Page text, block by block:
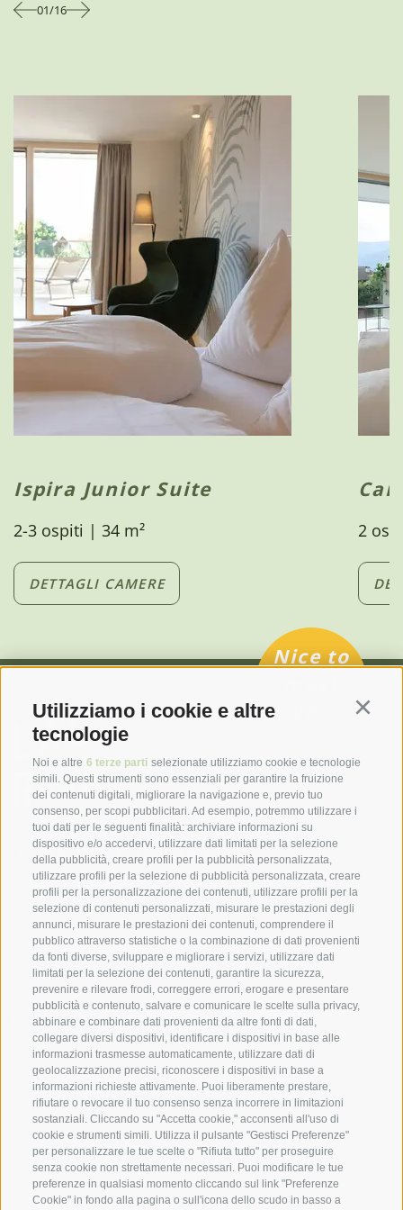
Utilizziamo i cookie e altre
tecnologie
Noi e altre 6 terze parti selezionate utilizziamo cookie e tecnologie
simili. Questi strumenti sono essenziali per garantire la fruizione
dei contenuti digitali, migliorare la navigazione e, previo tuo
consenso, per scopi pubblicitari. Ad esempio, potremmo utilizzare i
tuoi dati per le seguenti finalità: archiviare informazioni su
dispositivo e/o accedervi, utilizzare dati limitati per la selezione
della pubblicità, creare profili per la pubblicità personalizzata,
utilizzare profili per la selezione di pubblicità personalizzata, creare
profili per la personalizzazione dei contenuti, utilizzare profili per la
selezione di contenuti personalizzati, misurare le prestazioni degli
annunci, misurare le prestazioni dei contenuti, comprendere il
pubblico attraverso statistiche o la combinazione di dati provenienti
da fonti diverse, sviluppare e migliorare i servizi, utilizzare dati
limitati per la selezione dei contenuti, garantire la sicurezza,
prevenire e rilevare frodi, correggere errori, erogare e presentare
pubblicità e contenuto, salvare e comunicare le scelte sulla privacy,
abbinare e combinare dati provenienti da altre fonti di dati,
collegare diversi dispositivi, identificare i dispositivi in base alle
informazioni trasmesse automaticamente, utilizzare dati di
geolocalizzazione precisi, riconoscere i dispositivi in base a
informazioni richieste attivamente. Puoi liberamente prestare,
rifiutare o revocare il tuo consenso senza incorrere in limitazioni
sostanziali. Cliccando su "Accetta cookie," acconsenti all'uso di
cookie e strumenti simili. Utilizza il pulsante "Gestisci Preferenze"
per personalizzare le tue scelte o "Rifiuta tutto" per proseguire
senza cookie non strettamente necessari. Puoi modificare le tue
preferenze in qualsiasi momento cliccando sul link "Preferenze
Cookie" in fondo alla pagina o sull'icona dello scudo in basso a
T +39 0473 923 363
01/16
Ispira Junior Suite
2-3 ospiti | 34 m²
DETTAGLI CAMERE
2
Nice to
+39 0473 923 363
info@laurin-dorftirol.com
Hotel Laurin | Famiglia Illmer
Via Principale 35
I-39019 Tirolo presso Merano (BZ)
Meteo
Arrivo
Newsletter